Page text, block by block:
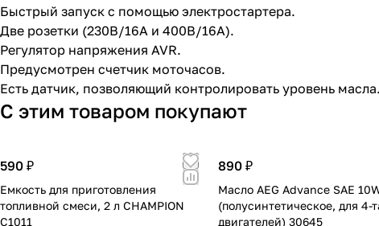
Быстрый запуск с помощью электростартера.
Две розетки (230В/16А и 400В/16А).
Регулятор напряжения AVR.
Предусмотрен счетчик моточасов.
Есть датчик, позволяющий контролировать уровень
С этим товаром покупают
590 ₽
Емкость для приготовления
топливной смеси, 2 л CHAMPION
C1011
890 ₽
Масло AEG Advance SAE
(полусинтетическое, для 4-
двигателей) 30645